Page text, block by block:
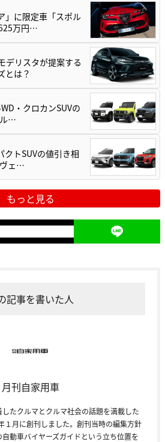
」に限定車「スポル
万円…
デリスタが提案する
とは？
・クロカンSUVの
ル…
クトSUVの値引き相
ェ…
もっと見る
記事を書いた人
月刊自家用車
たクルマとクルマ社会の話題を満載した
１月に創刊しました。創刊当時の編集方針
動車バイヤーズガイドという立ち位置を